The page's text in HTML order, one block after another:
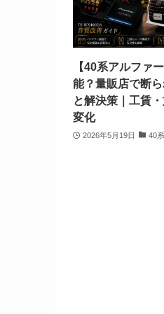
【40系アルファ
能？量販店で断
と解決策｜工賃
変化
2026年5月19日 40